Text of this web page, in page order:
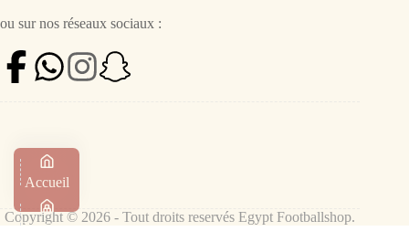
ou sur nos réseaux sociaux :
Copyright © 2026 - Tout droits reservés Egypt Footballshop.
Accueil
Boutique